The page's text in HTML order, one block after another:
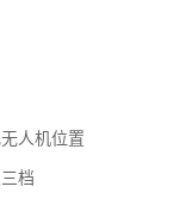
人机位置
档